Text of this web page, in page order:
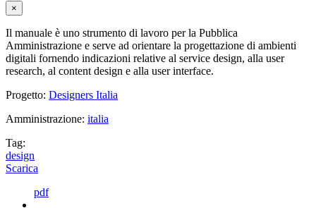
×
Il manuale è uno strumento di lavoro per la Pubblica
Amministrazione e serve ad orientare la progettazione di ambienti
digitali fornendo indicazioni relative al service design, alla user
research, al content design e alla user interface.
Progetto: Designers Italia
Amministrazione: italia
Tag:
design
Scarica
pdf